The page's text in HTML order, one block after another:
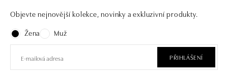
Objevte nejnovější kolekce, novinky a exkluzivní produkty.
Žena
Muž
PŘIHLÁŠENÍ